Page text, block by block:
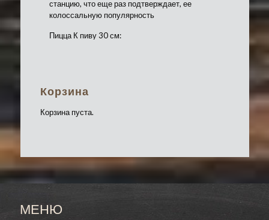
станцию, что еще раз подтверждает, ее
колоссальную популярность
Пицца К пиву 30 см:
пиву
Почему-то сложился стереотип, что к
назвать сложно из-за изобилия соли и
глютаматов.
Но вот пицца к пиву – это самый оптимальный
вариант, который обладает всеми
необходимыми качествами и при этом идеален
Корзина
Корзина пуста.
МЕНЮ